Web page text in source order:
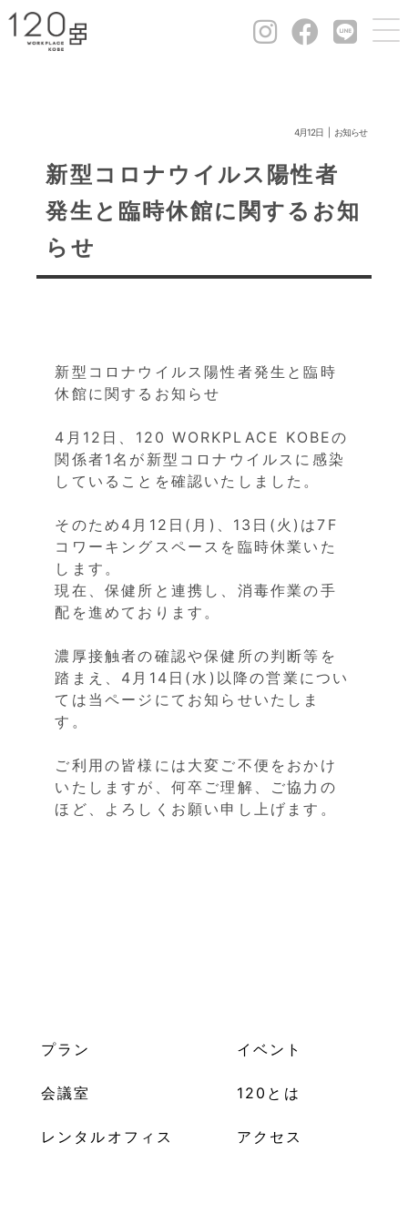
4月12日 お知らせ
新型コロナウイルス陽性者
発生と臨時休館に関するお知
らせ
新型コロナウイルス陽性者発生と臨時
休館に関するお知らせ
4月12日、120 WORKPLACE KOBEの
関係者1名が新型コロナウイルスに感染
していることを確認いたしました。
そのため4月12日(月)、13日(火)は7F
コワーキングスペースを臨時休業いた
します。
現在、保健所と連携し、消毒作業の手
配を進めております。
濃厚接触者の確認や保健所の判断等を
踏まえ、4月14日(水)以降の営業につい
ては当ページにてお知らせいたしま
す。
ご利用の皆様には大変ご不便をおかけ
いたしますが、何卒ご理解、ご協力の
ほど、よろしくお願い申し上げます。
プラン
会議室 120とは
レンタルオフィス
イベント
アクセス